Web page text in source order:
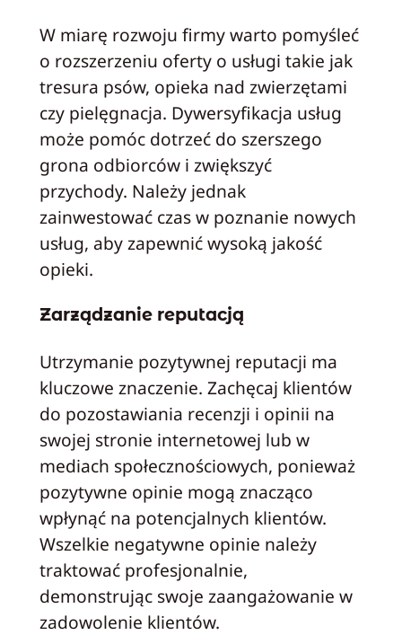
W miarę rozwoju firmy warto pomyśleć
o rozszerzeniu oferty o usługi takie jak
tresura psów, opieka nad zwierzętami
czy pielęgnacja. Dywersyfikacja usług
może pomóc dotrzeć do szerszego
grona odbiorców i zwiększyć
przychody. Należy jednak
zainwestować czas w poznanie nowych
usług, aby zapewnić wysoką jakość
opieki.
Zarządzanie reputacją
Utrzymanie pozytywnej reputacji ma
kluczowe znaczenie. Zachęcaj klientów
do pozostawiania recenzji i opinii na
swojej stronie internetowej lub w
mediach społecznościowych, ponieważ
pozytywne opinie mogą znacząco
wpłynąć na potencjalnych klientów.
Wszelkie negatywne opinie należy
traktować profesjonalnie,
demonstrując swoje zaangażowanie w
zadowolenie klientów.